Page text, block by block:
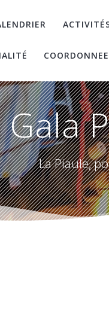
Gala
La Piaule,